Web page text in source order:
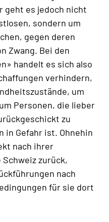
geht es jedoch nicht
sondern um
gegen deren
Zwang. Bei den
handelt es sich also
verhindern,
um
Personen, die lieber
zu
in Gefahr ist. Ohnehin
nach ihrer
zurück,
nach
für sie dort